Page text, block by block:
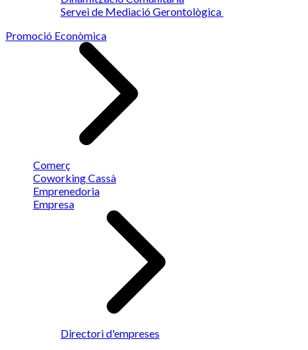
Servei de Mediació Gerontològica
Promoció Econòmica
Comerç
Coworking Cassà
Emprenedoria
Empresa
Directori d'empreses